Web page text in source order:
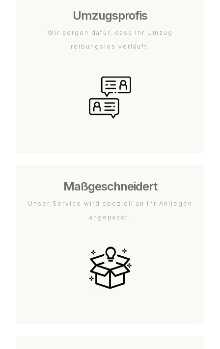
Umzugsprofis
Wir sorgen dafür, dass Ihr Umzug
reibungslos verläuft.
Maßgeschneidert
Unser Service wird speziell an Ihr Anliegen
angepasst.